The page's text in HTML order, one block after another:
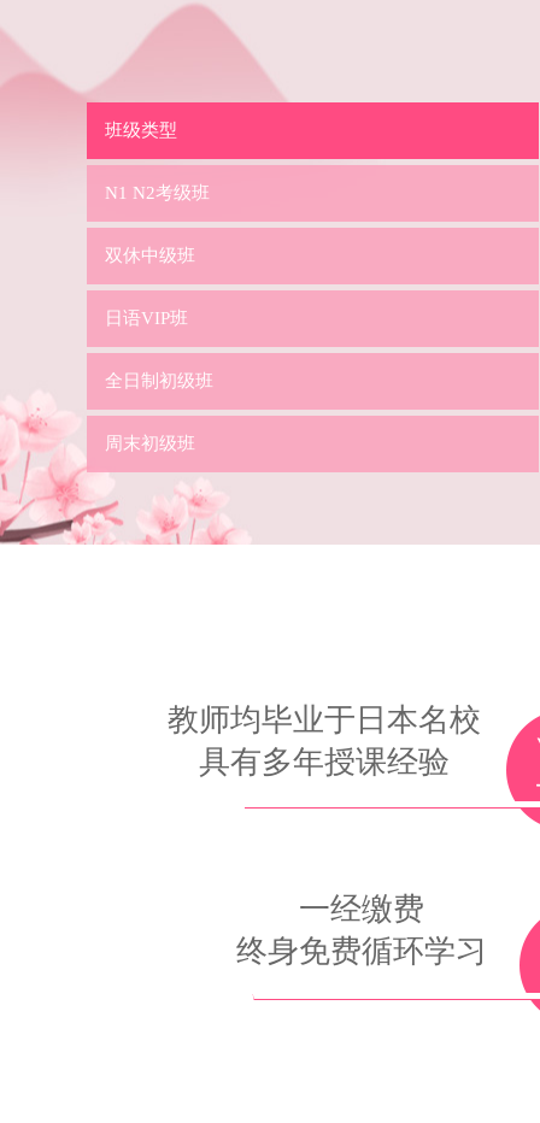
班级类型
N1 N2考级班
双休中级班
日语VIP班
全日制初级班
周末初级班
教师均毕业于日本名校
具有多年授课经验
一经缴费
终身免费循环学习